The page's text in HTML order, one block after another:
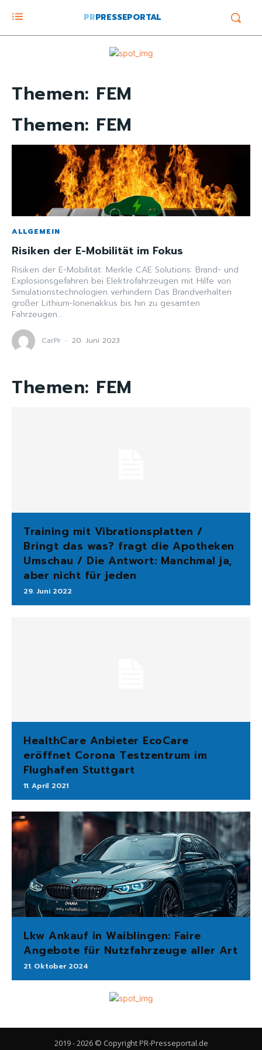
PRPRESSEPORTAL
Themen: FEM
Themen: FEM
ALLGEMEIN
Risiken der E-Mobilität im Fokus
Risiken der E-Mobilität: Merkle CAE Solutions: Brand- und
Explosionsgefahren bei Elektrofahrzeugen mit Hilfe von
Simulationstechnologien verhindern Das Brandverhalten
großer Lithium-Ionenakkus bis hin zu gesamten
Fahrzeugen...
CarPr - 20. Juni 2023
Themen: FEM
Training mit Vibrationsplatten /
Bringt das was? fragt die Apotheken
Umschau / Die Antwort: Manchmal ja,
aber nicht für jeden
29. Juni 2022
HealthCare Anbieter EcoCare
eröffnet Corona Testzentrum im
Flughafen Stuttgart
11. April 2021
Lkw Ankauf in Waiblingen: Faire
Angebote für Nutzfahrzeuge aller Art
21. Oktober 2024
2019 - 2026 © Copyright PR-Presseportal.de